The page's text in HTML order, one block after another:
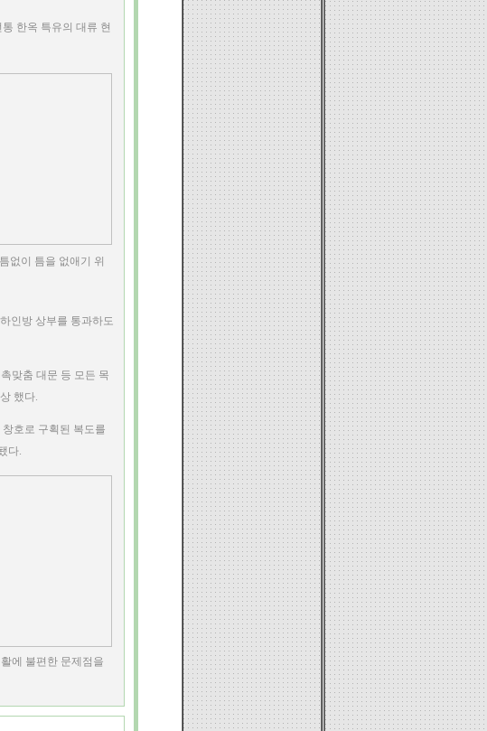
한옥 특유의 대류 현
없이 틈을 없애기 위
인방 상부를 통과하도
맞춤 대문 등 모든 목
했다.
호로 구획된 복도를
다.
에 불편한 문제점을